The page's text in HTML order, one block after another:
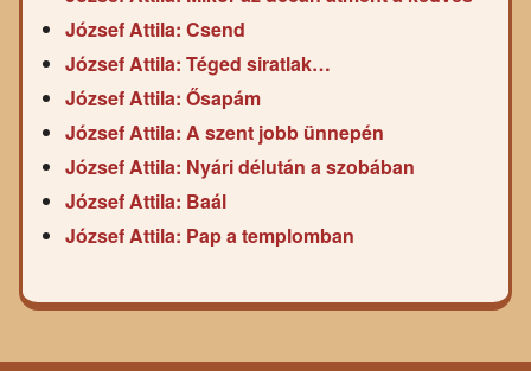
József Attila: Csend
József Attila: Téged siratlak…
József Attila: Ősapám
József Attila: A szent jobb ünnepén
József Attila: Nyári délután a szobában
József Attila: Baál
József Attila: Pap a templomban